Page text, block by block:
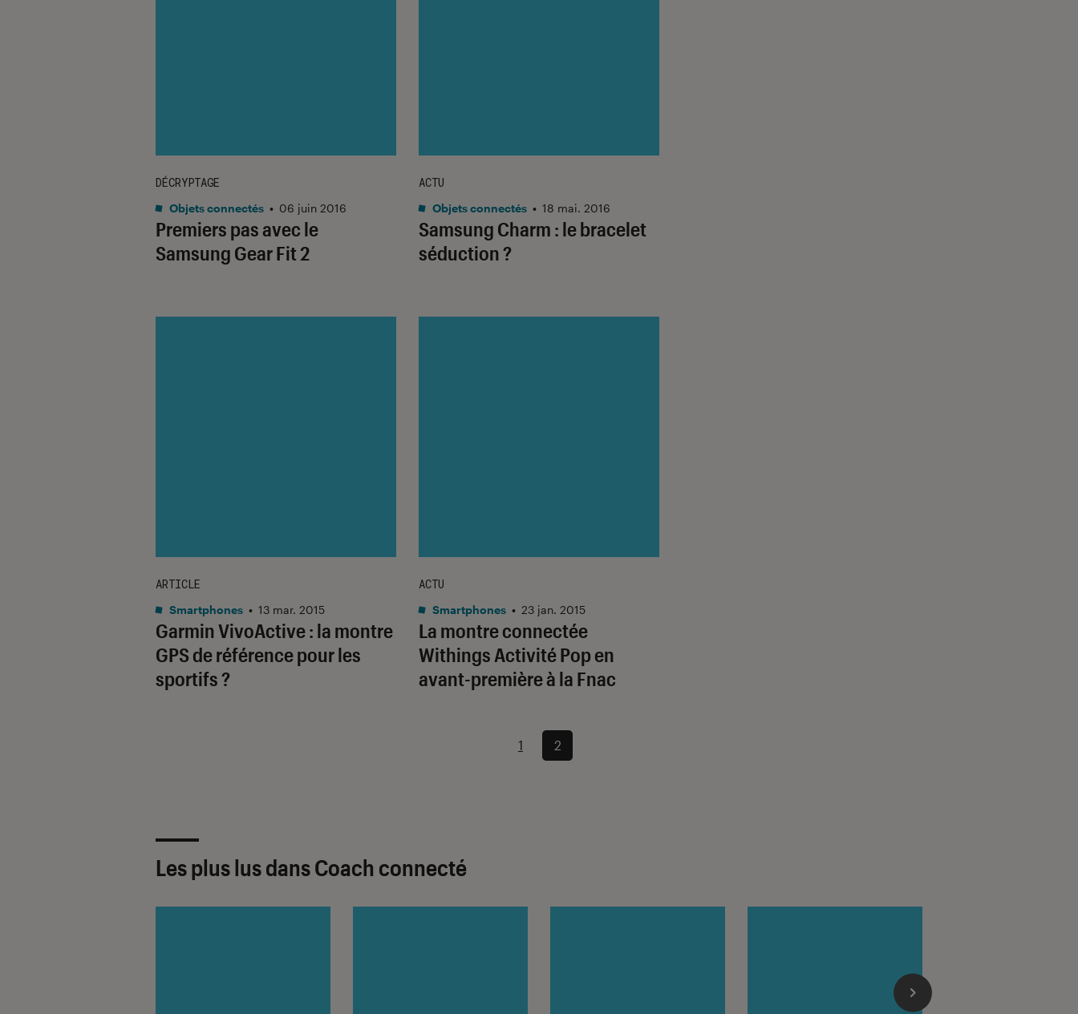
Premiers pas avec le
Samsung Gear Fit 2
DÉCRYPTAGE
Objets connectés • 06 juin 2016
Samsung Charm : le bracelet
séduction ?
ACTU
Objets connectés • 18 mai. 2016
Garmin VivoActive : la montre
GPS de référence pour les
sportifs ?
ARTICLE
Smartphones • 13 mar. 2015
La montre connectée
Withings Activité Pop en
avant-première à la Fnac
ACTU
Smartphones • 23 jan. 2015
1 2
Les plus lus dans Coach connecté